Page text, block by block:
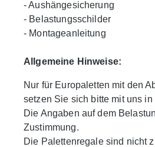
- Aushängesicherung
- Belastungsschilder
- Montageanleitung
Allgemeine Hinweise:
Nur für Europaletten mit den
setzen Sie sich bitte mit uns in
Die Angaben auf dem
Zustimmung.
Die Palettenregale sind nicht